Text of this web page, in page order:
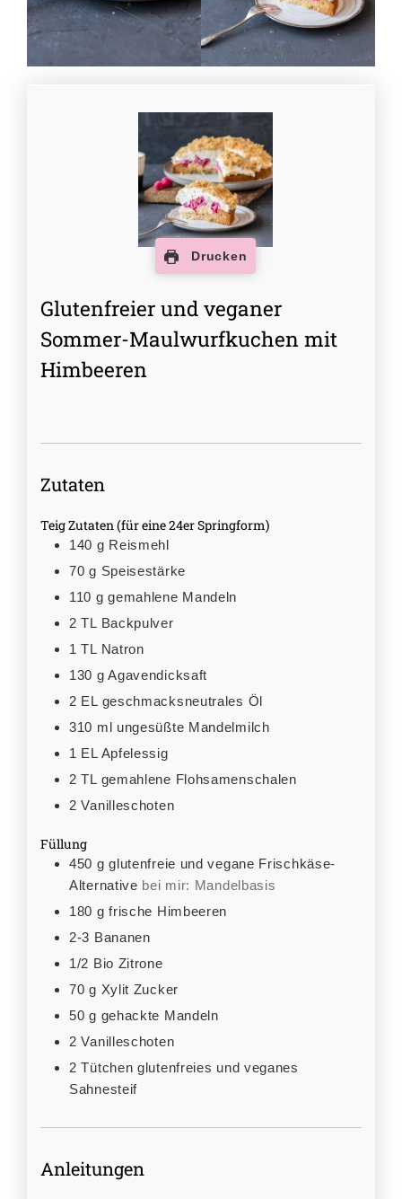
Drucken
Glutenfreier und veganer
Sommer-Maulwurfkuchen mit
Himbeeren
Zutaten
Teig Zutaten (für eine 24er Springform)
140 g Reismehl
70 g Speisestärke
110 g gemahlene Mandeln
2 TL Backpulver
1 TL Natron
130 g Agavendicksaft
2 EL geschmacksneutrales Öl
310 ml ungesüßte Mandelmilch
1 EL Apfelessig
2 TL gemahlene Flohsamenschalen
2 Vanilleschoten
Füllung
450 g glutenfreie und vegane Frischkäse-
Alternative bei mir: Mandelbasis
180 g frische Himbeeren
2-3 Bananen
1/2 Bio Zitrone
70 g Xylit Zucker
50 g gehackte Mandeln
2 Vanilleschoten
2 Tütchen glutenfreies und veganes
Sahnesteif
Anleitungen